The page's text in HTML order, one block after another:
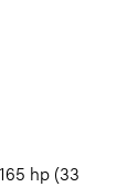
hp (33